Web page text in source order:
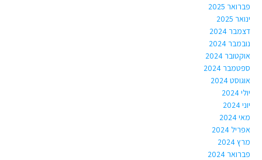
פברואר 2025
ינואר 2025
דצמבר 2024
נובמבר 2024
אוקטובר 2024
ספטמבר 2024
אוגוסט 2024
יולי 2024
יוני 2024
מאי 2024
אפריל 2024
מרץ 2024
פברואר 2024